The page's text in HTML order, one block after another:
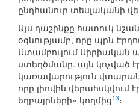
ընդհանուր տեսլականի
Այս դաշինքը հատուկ
օգնությամբ, որը պրն
Ստամբուլում Սիրիական
ստեղծմանը. այն կոչված
կառավարություն
որը լիովին վերահսկվում
եղբայրների» կողմից13։